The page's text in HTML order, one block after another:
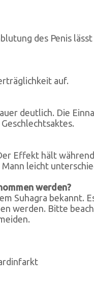
des Penis
auf.
deutlich. Die
Effekt hält
leicht
werden?
Suhagra bekannt.
werden. Bitte